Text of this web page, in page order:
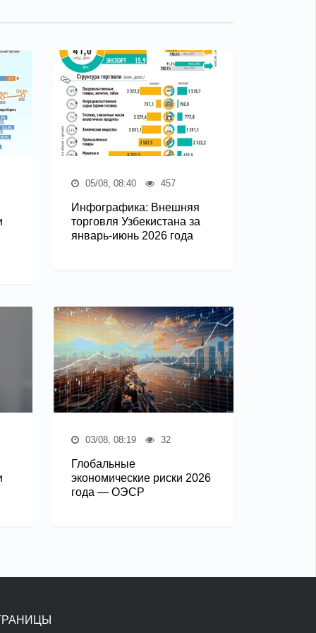
05/08, 08:40 457
Инфографика: Внешняя
торговля Узбекистана за
январь-июнь 2026 года
03/08, 08:19 32
Глобальные
экономические риски 2026
года — ОЭСР